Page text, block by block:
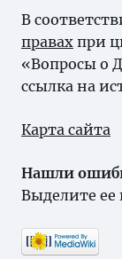
В
правах при
«Вопросы о
ссылка на
Карта сайта
Нашли
Выделите